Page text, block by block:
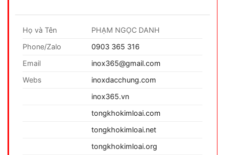
Họ và Tên
PHẠM NGỌC DANH
Phone/Zalo
0903 365 316
Email
inox365@gmail.com
Webs
inoxdacchung.com
inox365.vn
tongkhokimloai.com
tongkhokimloai.net
tongkhokimloai.org